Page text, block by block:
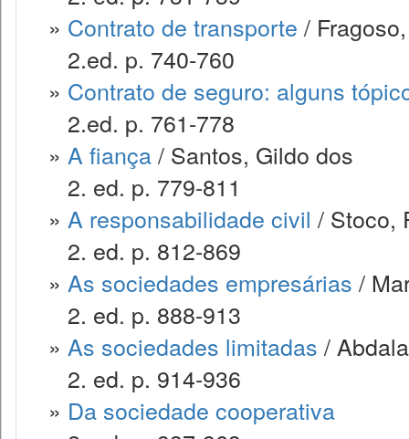
» Contrato de transporte /
2.ed. p. 740-760
» Contrato de seguro: alguns
2.ed. p. 761-778
» A fiança/ Santos, Gildo dos
2. ed. p. 779-811
» A responsabilidade civil / Stoco,
2. ed. p. 812-869
» As sociedades empresárias /
2. ed. p. 888-913
» As sociedades limitadas /
2. ed. p. 914-936
» Da sociedade cooperativa